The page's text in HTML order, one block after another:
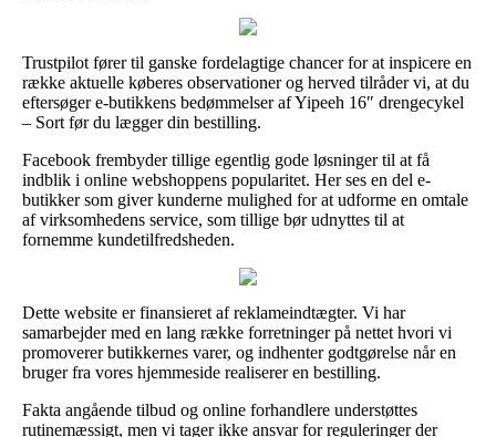
Trustpilot fører til ganske fordelagtige chancer for at inspicere en
række aktuelle køberes observationer og herved tilråder vi, at du
eftersøger e-butikkens bedømmelser af Yipeeh 16″ drengecykel
– Sort før du lægger din bestilling.
Facebook frembyder tillige egentlig gode løsninger til at få
indblik i online webshoppens popularitet. Her ses en del e-
butikker som giver kunderne mulighed for at udforme en omtale
af virksomhedens service, som tillige bør udnyttes til at
fornemme kundetilfredsheden.
Dette website er finansieret af reklameindtægter. Vi har
samarbejder med en lang række forretninger på nettet hvori vi
promoverer butikkernes varer, og indhenter godtgørelse når en
bruger fra vores hjemmeside realiserer en bestilling.
Fakta angående tilbud og online forhandlere understøttes
rutinemæssigt, men vi tager ikke ansvar for reguleringer der